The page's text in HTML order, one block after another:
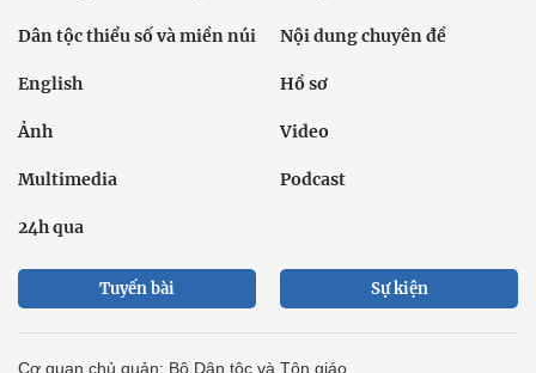
Dân tộc thiểu số và miền núi Nội dung chuyên đề
English Hồ sơ
Ảnh Video
Multimedia Podcast
24h qua
Tuyến bài Sự kiện
Cơ quan chủ quản: Bộ Dân tộc và Tôn giáo